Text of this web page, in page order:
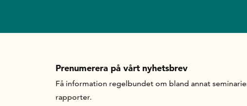
Prenumerera på vårt nyhetsbrev
Få information regelbundet om bland annat
rapporter.